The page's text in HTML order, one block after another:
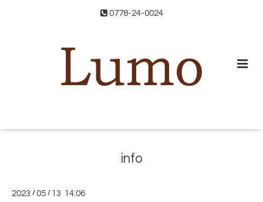
0778-24-0024
info
2023 /05 / 13 14:06